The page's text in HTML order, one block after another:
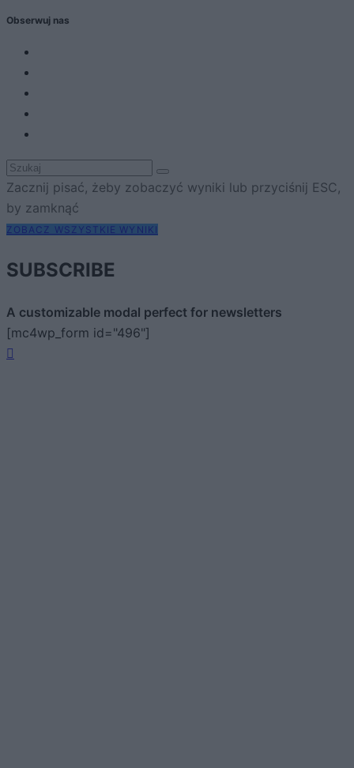
Obserwuj nas
Zacznij pisać, żeby zobaczyć wyniki lub przyciśnij ESC,
by zamknąć
ZOBACZ WSZYSTKIE WYNIKI
SUBSCRIBE
A customizable modal perfect for newsletters
[mc4wp_form id="496"]